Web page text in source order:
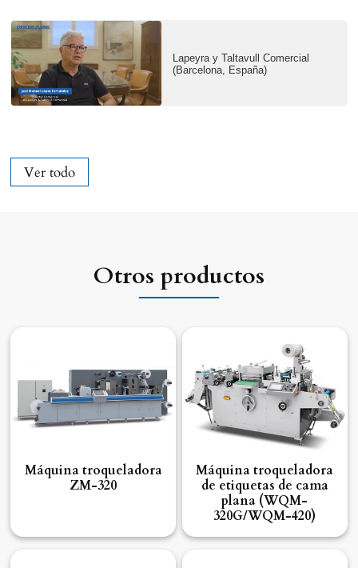
Lapeyra y Taltavull Comercial
(Barcelona, España)
Ver todo
Otros productos
Máquina troqueladora
ZM-320
Máquina troqueladora
de etiquetas de cama
plana (WQM-
320G/WQM-420)